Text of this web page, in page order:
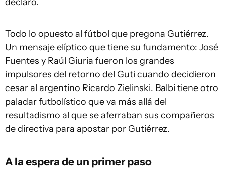
Todo lo opuesto al fútbol que pregona Gutiérrez.
Un mensaje elíptico que tiene su fundamento: José
Fuentes y Raúl Giuria fueron los grandes
impulsores del retorno del Guti cuando decidieron
cesar al argentino Ricardo Zielinski. Balbi tiene otro
paladar futbolístico que va más allá del
resultadismo al que se aferraban sus compañeros
de directiva para apostar por Gutiérrez.
A la espera de un primer paso